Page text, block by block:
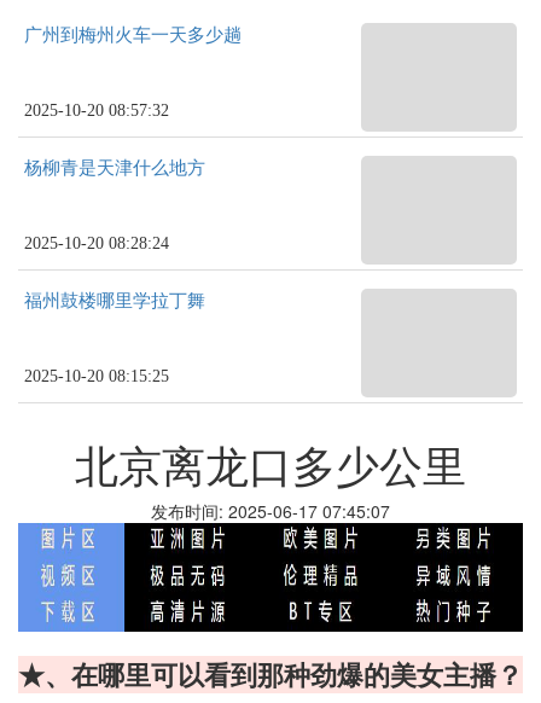
广州到梅州火车一天多少趟
2025-10-20 08:57:32
杨柳青是天津什么地方
2025-10-20 08:28:24
福州鼓楼哪里学拉丁舞
2025-10-20 08:15:25
北京离龙口多少公里
发布时间: 2025-06-17 07:45:07
★、在哪里可以看到那种劲爆的美女主播？